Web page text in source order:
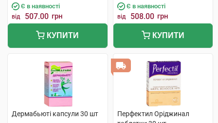
Є в наявності
від 507.00 грн
КУПИТИ
Є в наявності
від 508.00 грн
КУПИТИ
Дермабьюті капсули 30 шт
Перфектил Оріджинал